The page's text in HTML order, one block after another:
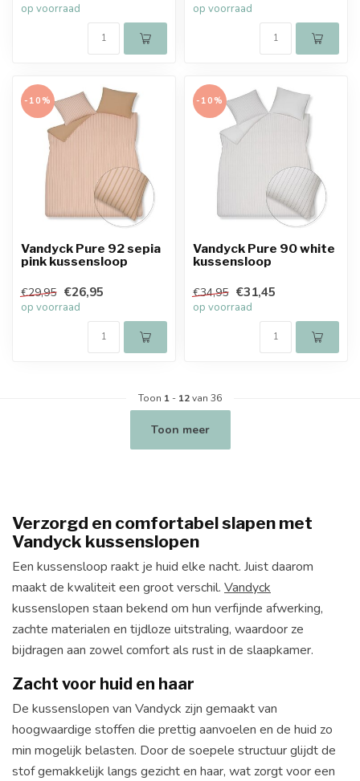
op voorraad op voorraad
-10%
Vandyck Pure 92 sepia
pink kussensloop
€29,95 €26,95
op voorraad
-10%
Vandyck Pure 90 white
kussensloop
€34,95 €31,45
op voorraad
Toon 1 - 12van 36
Toon meer
Verzorgd en comfortabel slapen met
Vandyck kussenslopen
Een kussensloop raakt je huid elke nacht. Juist daarom
maakt de kwaliteit een groot verschil. Vandyck
kussenslopen staan bekend om hun verfijnde afwerking,
zachte materialen en tijdloze uitstraling, waardoor ze
bijdragen aan zowel comfort als rust in de slaapkamer.
Zacht voor huid en haar
De kussenslopen van Vandyck zijn gemaakt van
hoogwaardige stoffen die prettig aanvoelen en de huid zo
min mogelijk belasten. Door de soepele structuur glijdt de
stof gemakkelijk langs gezicht en haar, wat zorgt voor een